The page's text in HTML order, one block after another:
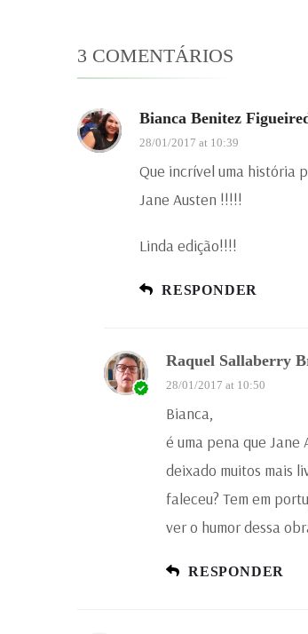
3 COMENTÁRIOS
Bianca Benitez
28/01/2017 at 10:39
Que incrível uma história
Jane Austen !!!!!
Linda edição!!!!
RESPONDER
Raquel Sallaberry
28/01/2017 at 10:50
Bianca,
é uma pena que
deixado muitos mais
faleceu? Tem em
ver o humor dessa
RESPONDER